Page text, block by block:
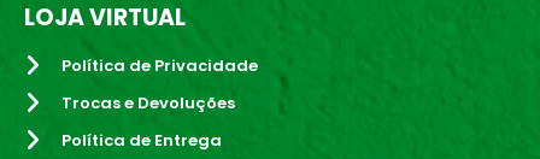
LOJA VIRTUAL
Política de Privacidade
Trocas e Devoluções
Política de Entrega